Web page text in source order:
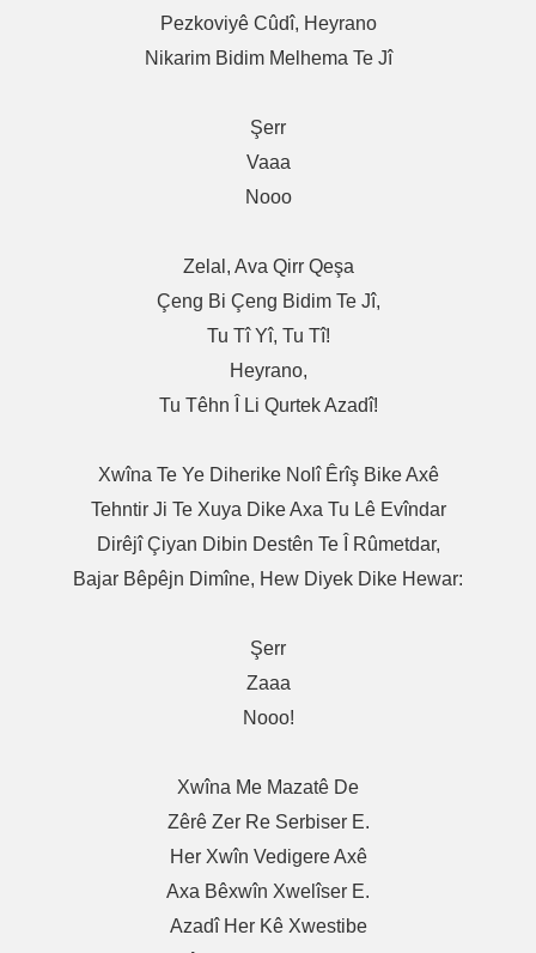
Pezkoviyê Cûdî, Heyrano
Nikarim Bidim Melhema Te Jî
Şerr
Vaaa
Nooo
Zelal, Ava Qirr Qeşa
Çeng Bi Çeng Bidim Te Jî,
Tu Tî Yî, Tu Tî!
Heyrano,
Tu Têhn Î Li Qurtek Azadî!
Xwîna Te Ye Diherike Nolî Êrîş Bike Axê
Tehntir Ji Te Xuya Dike Axa Tu Lê Evîndar
Dirêjî Çiyan Dibin Destên Te Î Rûmetdar,
Bajar Bêpêjn Dimîne, Hew Diyek Dike Hewar:
Şerr
Zaaa
Nooo!
Xwîna Me Mazatê De
Zêrê Zer Re Serbiser E.
Her Xwîn Vedigere Axê
Axa Bêxwîn Xwelîser E.
Azadî Her Kê Xwestibe